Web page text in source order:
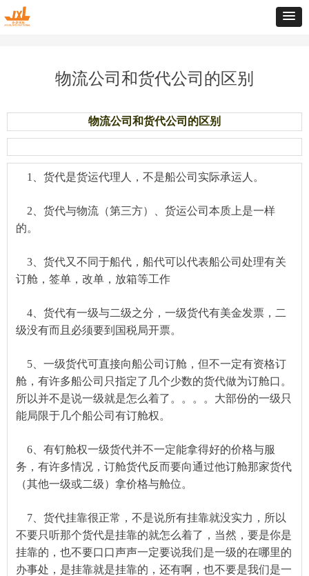
物流公司和货代公司的区别
物流公司和货代公司的区别
1、货代是货运代理人，不是船公司实际承运人。
2、货代与物流（第三方）、货运公司本质上是一样
的。
3、 货代又不同于船代，船代可以代表船公司处理有关
订舱，签单，改单， 放箱等工作
4、货代有一级与二级之分，一级货代有美金发票，二
级没有而且必须要到国税局开票。
5、一级货代可直接向船公司订舱，但不一定有资格订
舱，有许多船公司只指定了几个少数的货代做为订舱口。
所以并不是说一级就是怎么着了。。。。大部份的一级只
能局限于几个船公司有订舱权。
6、有钉舱权一级货代并不一定能拿得好的价格与服
务，有许多情况，订舱货代反而要向通过他订舱那家货代
（其他一级或二级）拿价格与舱位。
7、货代挂靠很正常，不是说所有挂靠就没实力，所以
不要只听那个货代是挂靠的就怎么着了，当然，要是你是
挂靠的，也不要口口声声一定要说我们是一级的在哪里的
办事处，是挂靠就是挂靠的，还有啊，也不要是我们是一